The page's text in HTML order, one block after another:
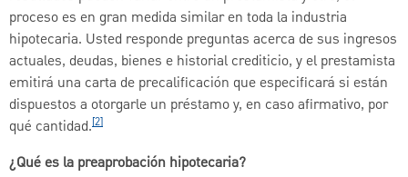
proceso es en gran medida similar en toda la industria
hipotecaria. Usted responde preguntas acerca de sus ingresos
actuales, deudas, bienes e historial crediticio, y el prestamista
emitirá una carta de precalificación que especificará si están
dispuestos a otorgarle un préstamo y, en caso afirmativo, por
qué cantidad.[2]
¿Qué es la preaprobación hipotecaria?